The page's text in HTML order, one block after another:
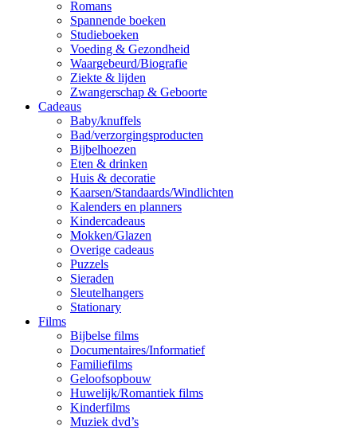
Romans
Spannende boeken
Studieboeken
Voeding & Gezondheid
Waargebeurd/Biografie
Ziekte & lijden
Zwangerschap & Geboorte
Cadeaus
Baby/knuffels
Bad/verzorgingsproducten
Bijbelhoezen
Eten & drinken
Huis & decoratie
Kaarsen/Standaards/Windlichten
Kalenders en planners
Kindercadeaus
Mokken/Glazen
Overige cadeaus
Puzzels
Sieraden
Sleutelhangers
Stationary
Films
Bijbelse films
Documentaires/Informatief
Familiefilms
Geloofsopbouw
Huwelijk/Romantiek films
Kinderfilms
Muziek dvd’s